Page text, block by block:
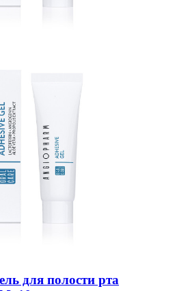
для полости рта